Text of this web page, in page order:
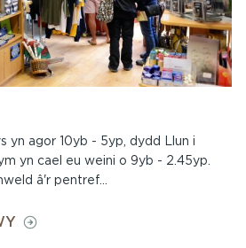
yn agor 10yb - 5yp, dydd Llun i
yn cael eu weini o 9yb - 2.45yp.
â'r pentref...
ON